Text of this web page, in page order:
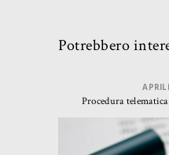
Potrebbero
Procedura